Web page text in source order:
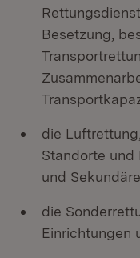
Besetzung,
die
Standorte und
und
die
Einrichtungen